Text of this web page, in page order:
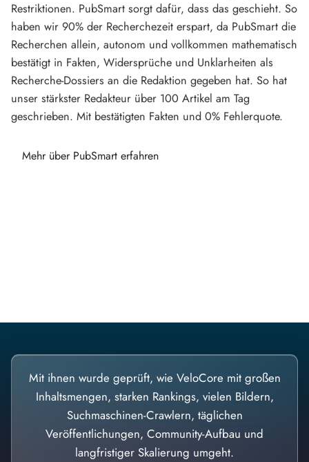
Restriktionen. PubSmart sorgt dafür, dass das geschieht. So
haben wir 90% der Recherchezeit erspart, da PubSmart die
Recherchen allein, autonom und vollkommen mathematisch
bestätigt in Fakten, Widersprüche und Unklarheiten als
Recherche-Dossiers an die Redaktion gegeben hat. So hat
unser stärkster Redakteur über 100 Artikel am Tag
geschrieben. Mit bestätigten Fakten und 0% Fehlerquote.
Mehr über PubSmart erfahren
Mit ihnen wurde geprüft, wie VeloCore mit großen
Inhaltsmengen, starken Rankings, vielen Bildern,
Suchmaschinen-Crawlern, täglichen
Veröffentlichungen, Community-Aufbau und
langfristiger Skalierung umgeht.